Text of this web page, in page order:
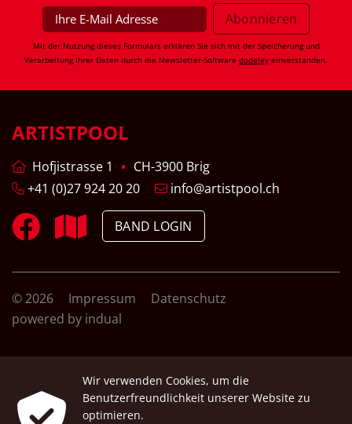
Mit der Nutzung dieses Formulars erklären Sie sich mit der Speicherung und
Verarbeitung Ihrer Daten durch die Newsletter-Software dodeley einverstanden.
ARTISTPOOL
Hofjistrasse 1
CH-3900 Brig
+41 (0)27 924 20 20
info@artistpool.ch
BAND LOGIN
© 2026 Impressum
Datenschutz
powered by indual
Wir verwenden Cookies, um die
Benutzerfreundlichkeit unserer Website zu
optimieren.